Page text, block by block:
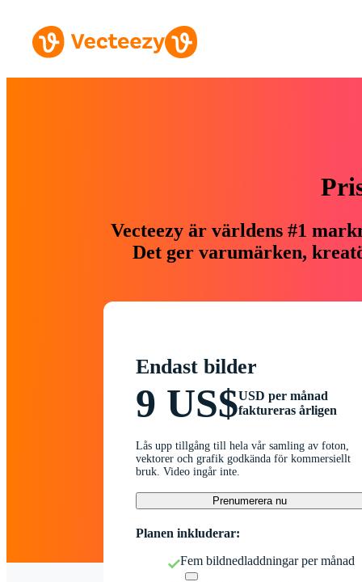
Vecteezy är världens #1
Det ger varumärken,
Endast bilder
9 US$USD per månad
faktureras årligen
Lås upp tillgång till hela vår samling av foton,
vektorer och grafik godkända för kommersiellt
bruk. Video ingår inte.
Prenumerera nu
Planen inkluderar:
Fem bildnedladdningar per månad